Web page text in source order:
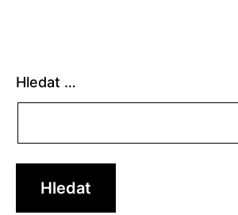
Hledat …